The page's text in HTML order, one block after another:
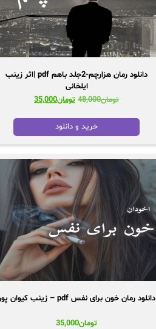
دانلود رمان هزارچم-2جلد باهم pdf |اثر زینب
ایلخانی
تومان48,000 قیمت
تومان48,000
بود.
تومان35,000قیمت
خرید و دانلود
دانلود رمان خون برای نفس pdf – زینب کیوان پور
تومان35,000